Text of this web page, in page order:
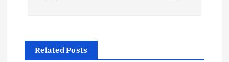
s
Related Posts